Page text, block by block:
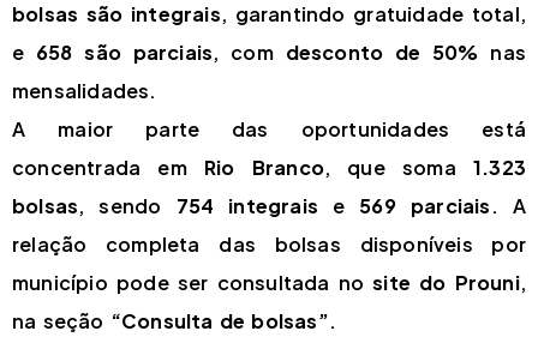
bolsas são integrais, garantindo gratuidade total,
e 658 são parciais, com desconto de 50% nas
mensalidades.
A maior parte das oportunidades está
concentrada em Rio Branco, que soma1.323
bolsas, sendo 754 integrais e 569 parciais. A
relação completa das bolsas disponíveis por
município pode ser consultada nosite do Prouni,
na seção “Consulta de bolsas”.